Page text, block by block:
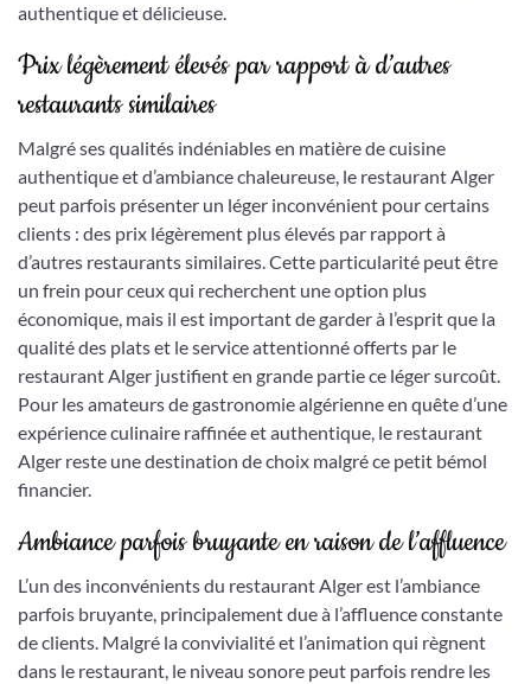
authentique et délicieuse.
Prix légèrement élevés par rapport à d’autres
restaurants similaires
Malgré ses qualités indéniables en matière de cuisine
authentique et d’ambiance chaleureuse, le restaurant Alger
peut parfois présenter un léger inconvénient pour certains
clients : des prix légèrement plus élevés par rapport à
d’autres restaurants similaires. Cette particularité peut être
un frein pour ceux qui recherchent une option plus
économique, mais il est important de garder à l’esprit que la
qualité des plats et le service attentionné offerts par le
restaurant Alger justifient en grande partie ce léger surcoût.
Pour les amateurs de gastronomie algérienne en quête d’une
expérience culinaire raffinée et authentique, le restaurant
Alger reste une destination de choix malgré ce petit bémol
financier.
Ambiance parfois bruyante en raison de l’affluence
L’un des inconvénients du restaurant Alger est l’ambiance
parfois bruyante, principalement due à l’affluence constante
de clients. Malgré la convivialité et l’animation qui règnent
dans le restaurant, le niveau sonore peut parfois rendre les